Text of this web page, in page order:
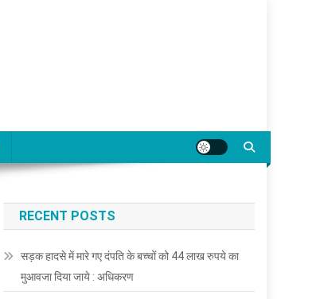
RECENT POSTS
सड़क हादसे में मारे गए दंपति के बच्चों को 44 लाख रुपये का
मुआवजा दिया जाये : अधिकरण